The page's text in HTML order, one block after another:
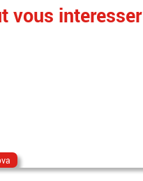
vous interesser